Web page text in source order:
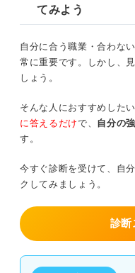
⑦人材
⑨IT
文系職業の採
どを
てみよう
自分に合う職業・合わな
常に重要です。しかし、
しょう。
そんな人におすすめした
に答えるだけで、 自分の
す。
今すぐ診断を受けて、自
クしてみましょう。
診断
②弁理士・裁判官
③公認会計士
④ファイナンシャルプラ
⑤教育者・教授
⑥保育士
⑦社会福祉士
⑩心理カウンセラー